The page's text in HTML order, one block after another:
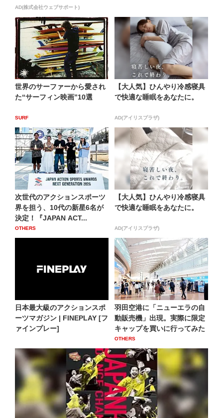
AD(株式会社ウェブサポート)
世界のサーファーから愛され
た“サーフィン映画”10選
SURF
【大人気】ひんやり冷感寝具
で快適な睡眠をあなたに。
AD(アイリスプラザ)
次世代のアクションスポーツ
界を担う、10代の新星6名が
決定！『JAPAN ACT...
OTHERS
【大人気】ひんやり冷感寝具
で快適な睡眠をあなたに。
AD(アイリスプラザ)
日本最大級のアクションスポ
ーツマガジン | FINEPLAY [フ
ァインプレー]
羽田空港に「ニューエラの自
動販売機」出現。実際に限定
キャップを買いに行ってみた
OTHERS